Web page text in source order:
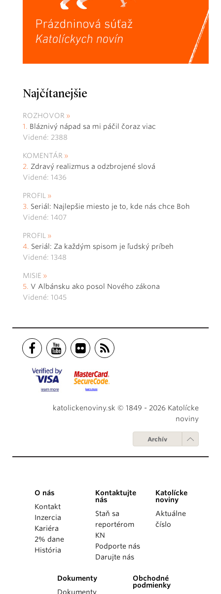
Najčítanejšie
ROZHOVOR
Bláznivý nápad sa mi páčil čoraz viac
Videné: 2388
KOMENTÁR
Zdravý realizmus a odzbrojené slová
Videné: 1436
PROFIL
Seriál: Najlepšie miesto je to, kde nás chce Boh
Videné: 1407
PROFIL
Seriál: Za každým spisom je ľudský príbeh
Videné: 1348
MISIE
V Albánsku ako posol Nového zákona
Videné: 1045
katolickenoviny.sk © 1849 - 2026 Katolícke
noviny
Archív
O nás
Kontakt
Inzercia
Kariéra
2% dane
História
Kontaktujte
nás
Staň sa
reportérom
KN
Podporte nás
Darujte nás
Katolícke
noviny
Aktuálne
číslo
Dokumenty
Dokumenty
Obchodné
podmienky